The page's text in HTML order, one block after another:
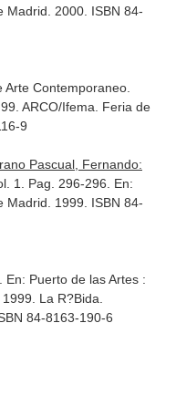
Madrid. 2000. ISBN 84-
Contemporaneo.
. ARCO/Ifema. Feria de
9
Pascual, Fernando:
1. Pag. 296-296. En:
Madrid. 1999. ISBN 84-
En: Puerto de las Artes :
. La R?Bida.
84-8163-190-6